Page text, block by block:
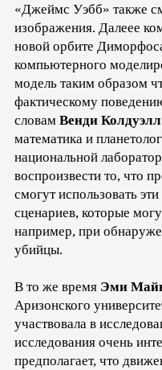
«Джеймс Уэбб» также
изображения. Далеее
новой орбите
компьютерного
модель таким образом
фактическому
словам Венди Колдуэлл
математика и
национальной
воспроизвести то, что
смогут использовать
сценариев, которые
например, при
убийцы.
В то же время Эми
Аризонского
участвовала в
исследования очень
предполагает, что